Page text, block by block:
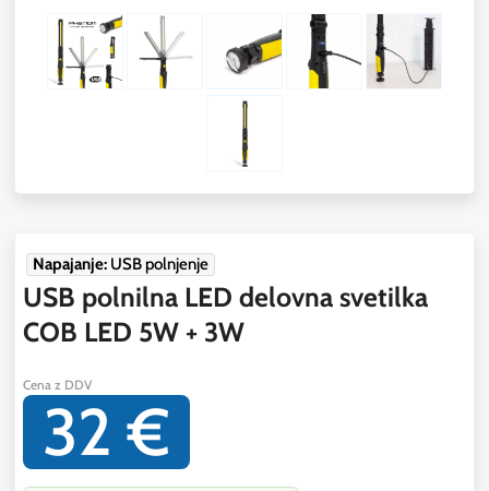
Napajanje: USB polnjenje
USB polnilna LED delovna svetilka
COB LED 5W + 3W
Cena z DDV
32 €